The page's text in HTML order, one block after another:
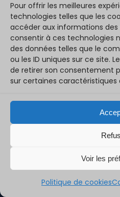
Pour offrir les meilleures
technologies telles que les
accéder aux informations des
consentir à ces technologies
des données telles que le
ou les ID uniques sur ce site.
de retirer son consentement
sur certaines caractéristiques
Voir les
Politique de cookies
NM3 – saison 2026/27 :
2 août 2026
Conditions d'utilisation